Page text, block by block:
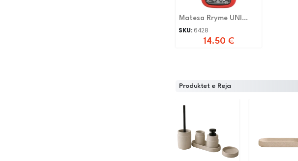
Matesa Rryme UNI
UT61A
SKU: 6428
14.50 €
Produktet e Reja